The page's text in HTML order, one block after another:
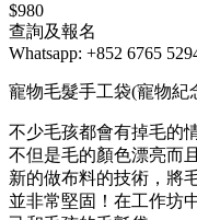
$980
查詢及報名
Whatsapp: +852 6765
寵物毛髮手工袋(寵物紀
不少毛孩都會有掉毛的
不但是毛的顏色漂亮而
新的做布料的技術，將
並非常堅固！在工作坊